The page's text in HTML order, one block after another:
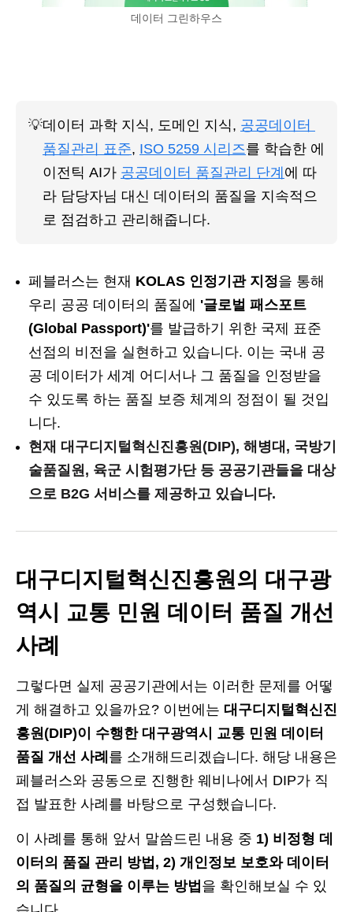
데이터 그린하우스
💡데이터 과학 지식, 도메인 지식, 공공데이터
품질관리 표준, ISO 5259 시리즈를 학습한 에
이전틱 AI가 공공데이터 품질관리 단계에 따
라 담당자님 대신 데이터의 품질을 지속적으
로 점검하고 관리해줍니다.
페블러스는 현재 KOLAS 인정기관 지정을 통해
우리 공공 데이터의 품질에 '글로벌 패스포트
(Global Passport)'를 발급하기 위한 국제 표준
선점의 비전을 실현하고 있습니다. 이는 국내 공
공 데이터가 세계 어디서나 그 품질을 인정받을
수 있도록 하는 품질 보증 체계의 정점이 될 것입
니다.
현재 대구디지털혁신진흥원(DIP), 해병대, 국방기
술품질원, 육군 시험평가단 등 공공기관들을 대상
으로 B2G 서비스를 제공하고 있습니다.
대구디지털혁신진흥원의 대구광
역시 교통 민원 데이터 품질 개선
사례
그렇다면 실제 공공기관에서는 이러한 문제를 어떻
게 해결하고 있을까요? 이번에는 대구디지털혁신진
흥원(DIP)이 수행한 대구광역시 교통 민원 데이터
품질 개선 사례 를 소개해드리겠습니다. 해당 내용은
페블러스와 공동으로 진행한 웨비나에서 DIP가 직
접 발표한 사례를 바탕으로 구성했습니다.
이 사례를 통해 앞서 말씀드린 내용 중 1) 비정형 데
이터의 품질 관리 방법, 2) 개인정보 보호와 데이터
의 품질의 균형을 이루는 방법 을 확인해보실 수 있